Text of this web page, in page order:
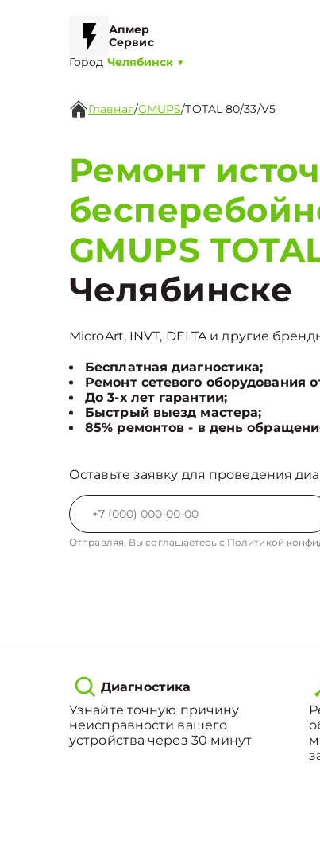
Апмер
Сервис
Город Челябинск ▼
Главная/GMUPS/TOTAL 80/33/V5
Ремонт
GMUPS
Челябинске
MicroArt, INVT, DELTA и другие
Бесплатная диагностика;
Ремонт сетевого оборудования
До 3-х лет гарантии;
Быстрый выезд мастера;
85% ремонтов - в день
Оставьте заявку для проведения
Отправляя, Вы соглашаетесь с Политикой
Диагностика
Узнайте точную причину
неисправности вашего
устройства через 30 минут